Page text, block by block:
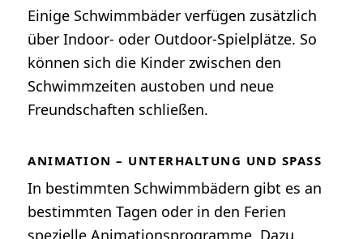
Einige Schwimmbäder verfügen zusätzlich
über Indoor- oder Outdoor-Spielplätze. So
können sich die Kinder zwischen den
Schwimmzeiten austoben und neue
Freundschaften schließen.
ANIMATION – UNTERHALTUNG UND SPASS
In bestimmten Schwimmbädern gibt es an
bestimmten Tagen oder in den Ferien